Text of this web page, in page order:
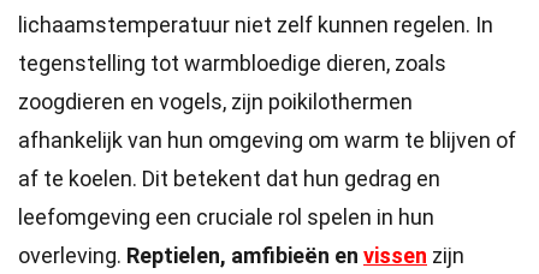
lichaamstemperatuur niet zelf kunnen regelen. In
tegenstelling tot warmbloedige dieren, zoals
zoogdieren en vogels, zijn poikilothermen
afhankelijk van hun omgeving om warm te blijven of
af te koelen. Dit betekent dat hun gedrag en
leefomgeving een cruciale rol spelen in hun
overleving. Reptielen, amfibieën en vissen zijn